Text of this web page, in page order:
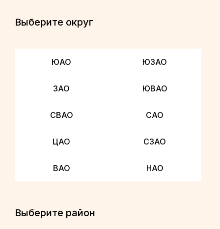
Выберите округ
ЮАО ЮЗАО
ЗАО ЮВАО
СВАО САО
ЦАО СЗАО
ВАО НАО
Выберите район